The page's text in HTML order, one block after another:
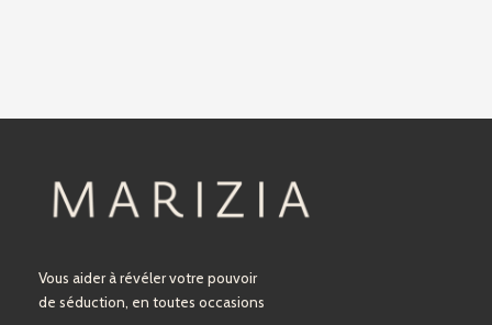
Vous aider à révéler votre pouvoir
de séduction, en toutes occasions